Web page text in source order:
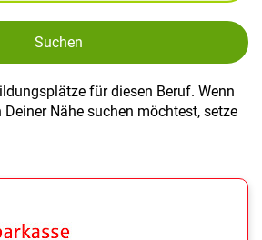
Suchen
für diesen Beruf. Wenn
Nähe suchen möchtest, setze